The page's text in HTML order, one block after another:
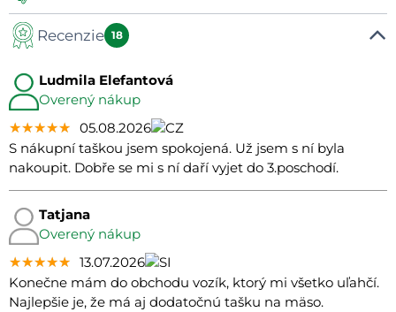
Manuál
Recenzie 18
Ludmila Elefantová
Overený nákup
★★★★★
★★★★★
★★★★★ 05.08.2026
S nákupní taškou jsem spokojená. Už jsem s ní byla
nakoupit. Dobře se mi s ní daří vyjet do 3.poschodí.
Tatjana
Overený nákup
★★★★★
★★★★★
★★★★★ 13.07.2026
Konečne mám do obchodu vozík, ktorý mi všetko uľahčí.
Najlepšie je, že má aj dodatočnú tašku na mäso.